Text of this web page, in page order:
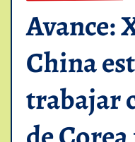
Avance:
China
trabajar